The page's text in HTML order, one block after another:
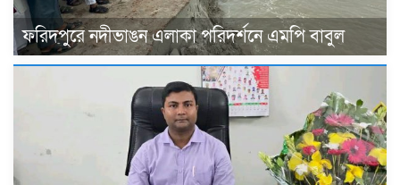
ফরিদপুরে নদীভাঙন এলাকা পরিদর্শনে এমপি বাবুল